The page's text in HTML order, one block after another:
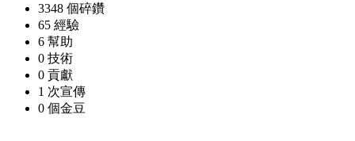
3348 個碎鑽
65 經驗
6 幫助
0 技術
0 貢獻
1 次宣傳
0 個金豆